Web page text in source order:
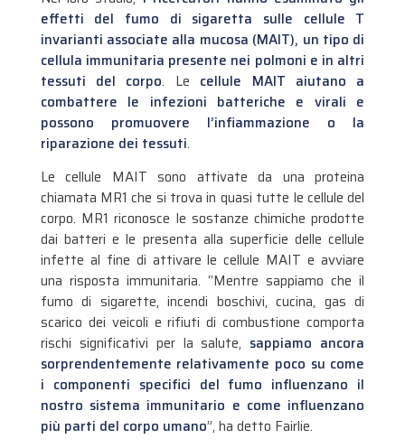
effetti del fumo di sigaretta sulle cellule T
invarianti associate alla mucosa (MAIT), un tipo di
cellula immunitaria presente nei polmoni e in altri
tessuti del corpo. Le cellule MAIT aiutano a
combattere le infezioni batteriche e virali e
possono promuovere l’infiammazione o la
riparazione dei tessuti.
Le cellule MAIT sono attivate da una proteina
chiamata MR1 che si trova in quasi tutte le cellule del
corpo. MR1 riconosce le sostanze chimiche prodotte
dai batteri e le presenta alla superficie delle cellule
infette al fine di attivare le cellule MAIT e avviare
una risposta immunitaria. “Mentre sappiamo che il
fumo di sigarette, incendi boschivi, cucina, gas di
scarico dei veicoli e rifiuti di combustione comporta
rischi significativi per la salute, sappiamo ancora
sorprendentemente relativamente poco su come
i componenti specifici del fumo influenzano il
nostro sistema immunitario e come influenzano
più parti del corpo umano”, ha detto Fairlie.